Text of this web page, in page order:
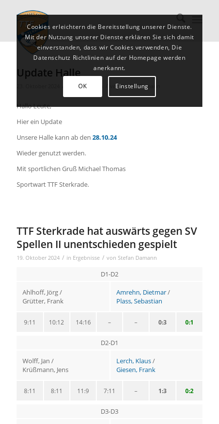
Update Halle
Nachrichten vonStefan Damann
Hallo Leute,
Hier ein Update
Unsere Halle kann ab den 28.10.24
Wieder genutzt werden.
Mit sportlichen Gruß Michael Thomas
Sportwart TTF Sterkrade.
TTF Sterkrade hat auswärts gegen SV
Spellen II unentschieden gespielt
19. Oktober 2024 / in Ergebnisse / von Stefan Damann
D1-D2
Ahlhoff, Jörg /
Grütter, Frank
Amrehn, Dietmar/
Plass, Sebastian
0:1
0:3
–
–
14:16
10:12
9:11
D2-D1
Wolff, Jan /
Krüßmann, Jens
Lerch, Klaus/
Giesen, Frank
0:2
1:3
–
7:11
11:9
8:11
8:11
D3-D3
Cookies erleichtern die Bereitstellung unserer Dienste.
Mit der Nutzung unserer Dienste erklären Sie sich damit
einverstanden, dass wir Cookies verwenden, Die
Datenschutz Richtlinien auf der Homepage werden
anerkannt.
OK Einstellung